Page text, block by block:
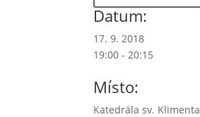
Datum:
17. 9. 2018
19:00 - 20:15
Místo:
Katedrála sv. Klimenta